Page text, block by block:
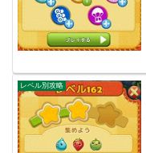
レベル別攻略